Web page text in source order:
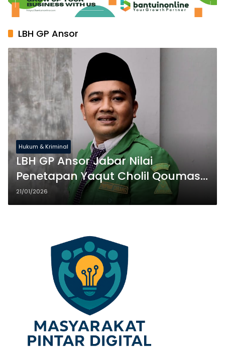
LBH GP Ansor
Hukum & Kriminal
LBH GP Ansor Jabar Nilai
Penetapan Yaqut Cholil Qoumas
Tersangka Kuota Haji Keliru
Secara Hukum
21/01/2026